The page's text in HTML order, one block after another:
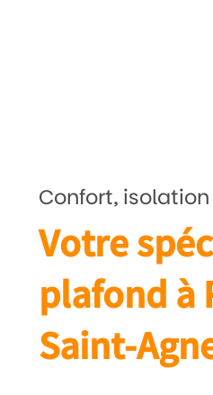
Confort,
Votre
plafond à
Saint-